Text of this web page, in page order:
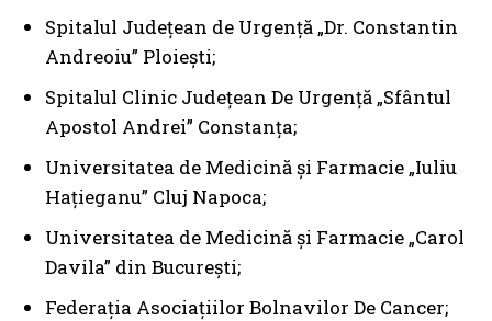
Spitalul Județean de Urgență „Dr. Constantin
Andreoiu” Ploiești;
Spitalul Clinic Județean De Urgență „Sfântul
Apostol Andrei” Constanța;
Universitatea de Medicină și Farmacie „Iuliu
Hațieganu” Cluj Napoca;
Universitatea de Medicină și Farmacie „Carol
Davila” din București;
Federația Asociațiilor Bolnavilor De Cancer;